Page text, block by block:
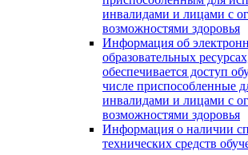
инвалидами и лицами с
возможностями здоровья
Информация об
образовательных
обеспечивается доступ
числе приспособленные
инвалидами и лицами с
возможностями здоровья
Информация о наличии
технических средств